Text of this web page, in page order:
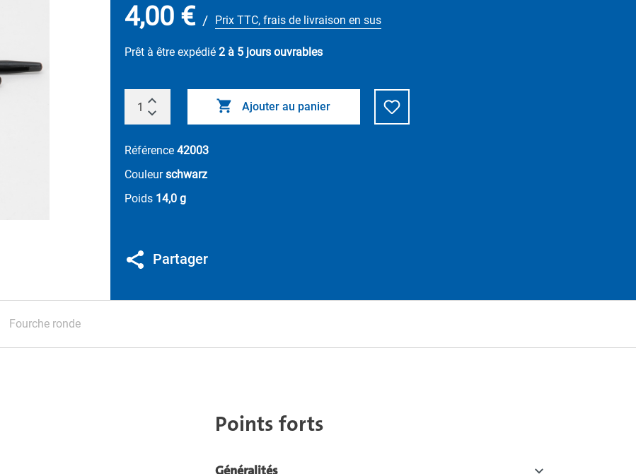
4,00 € / Prix TTC, frais de livraison en sus
Prêt à être expédié 2 à 5 jours ouvrables
Ajouter au panier
Référence 42003
Couleurschwarz
Poids 14,0 g
Partager
Fourche ronde
Points forts
Généralités